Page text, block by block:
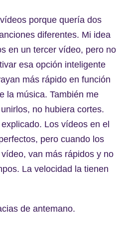
porque quería dos
diferentes. Mi idea
en un tercer vídeo, pero no
esa opción inteligente
más rápido en función
la música. También me
no hubiera cortes.
Los vídeos en el
pero cuando los
van más rápidos y no
La velocidad la tienen
de antemano.